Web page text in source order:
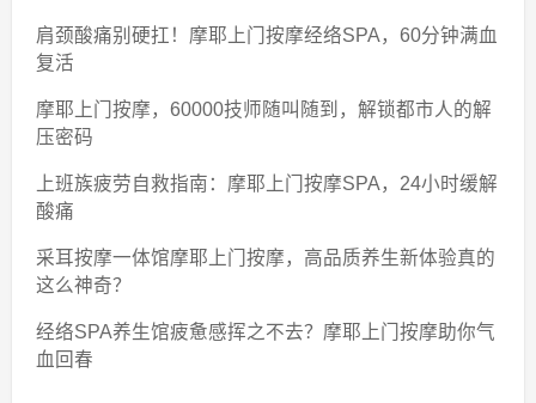
肩颈酸痛别硬扛！摩耶上门按摩经络SPA，60分钟满血
复活
摩耶上门按摩，60000技师随叫随到，解锁都市人的解
压密码
上班族疲劳自救指南：摩耶上门按摩SPA，24小时缓解
酸痛
采耳按摩一体馆摩耶上门按摩，高品质养生新体验真的
这么神奇？
经络SPA养生馆疲惫感挥之不去？摩耶上门按摩助你气
血回春